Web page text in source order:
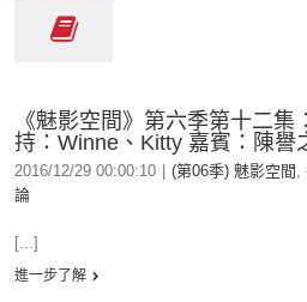
《魅影空間》第六季第十二
持：Winne、Kitty 嘉賓：陳譽
2016/12/29 00:00:10 (第06季) 魅影空間 ,
論
[...]
進一步了解